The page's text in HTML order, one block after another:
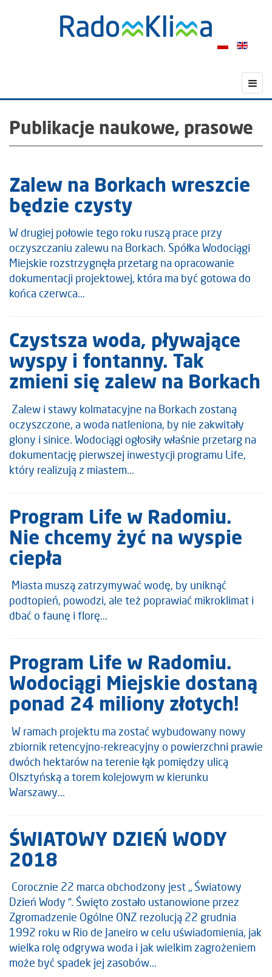
Publikacje naukowe, prasowe
Zalew na Borkach wreszcie
będzie czysty
W drugiej połowie tego roku ruszą prace przy
oczyszczaniu zalewu na Borkach. Spółka Wodociągi
Miejskie rozstrzygnęła przetarg na opracowanie
dokumentacji projektowej, która ma być gotowa do
końca czerwca...
Czystsza woda, pływające
wyspy i fontanny. Tak
zmieni się zalew na Borkach
Zalew i stawy kolmatacyjne na Borkach zostaną
oczyszczone, a woda natleniona, by nie zakwitały
glony i sinice. Wodociągi ogłosiły właśnie przetarg na
dokumentację pierwszej inwestycji programu Life,
który realizują z miastem...
Program Life w Radomiu.
Nie chcemy żyć na wyspie
ciepła
Miasta muszą zatrzymywać wodę, by uniknąć
podtopień, powodzi, ale też poprawiać mikroklimat i
dbać o faunę i florę...
Program Life w Radomiu.
Wodociągi Miejskie dostaną
ponad 24 miliony złotych!
W ramach projektu ma zostać wybudowany nowy
zbiornik retencyjno-rekreacyjny o powierzchni prawie
dwóch hektarów na terenie łąk pomiędzy ulicą
Olsztyńską a torem kolejowym w kierunku
Warszawy...
ŚWIATOWY DZIEŃ WODY
2018
Corocznie 22 marca obchodzony jest „ Światowy
Dzień Wody ”. Święto zostało ustanowione przez
Zgromadzenie Ogólne ONZ rezolucją 22 grudnia
1992 roku w Rio de Janeiro w celu uświadomienia, jak
wielka rolę odgrywa woda i jak wielkim zagrożeniem
może być spadek jej zasobów...